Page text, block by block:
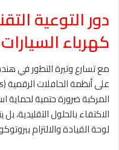
دور التوعية
كهرباء السيارات
مع تسارع وتيرة التطور في
المركبة ضرورة حتمية
الاكتفاء بالحلول التقليدية،
لوحة القيادة والالتزام